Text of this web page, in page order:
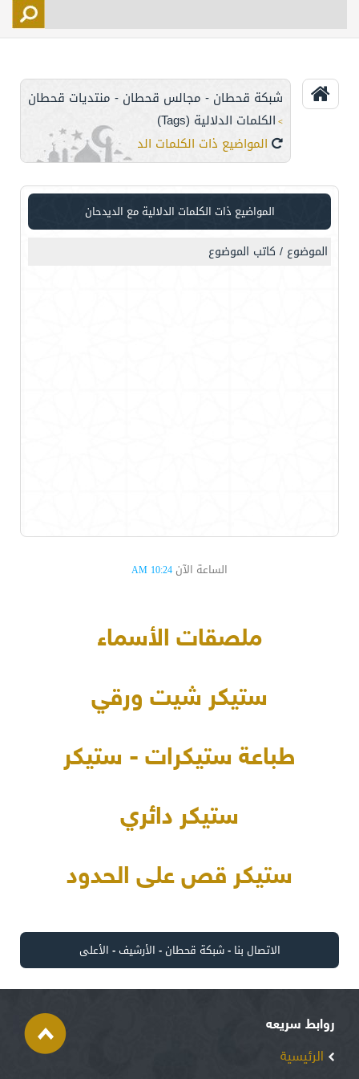
التحكم
شبكة قحطان - مجالس قحطان - منتديات قحطان
> الكلمات الدلالية (Tags)
المواضيع ذات الكلمات الدلالية معالديدحان
المواضيع ذات الكلمات الدلالية مع الديدحان
الموضوع / كاتب الموضوع
الساعة الآن 10:24 AM
ملصقات الأسماء
ستيكر شيت ورقي
طباعة ستيكرات - ستيكر
ستيكر دائري
ستيكر قص على الحدود
الاتصال بنا -شبكة قحطان- الأرشيف- الأعلى
روابط سريعه
الرئيسية